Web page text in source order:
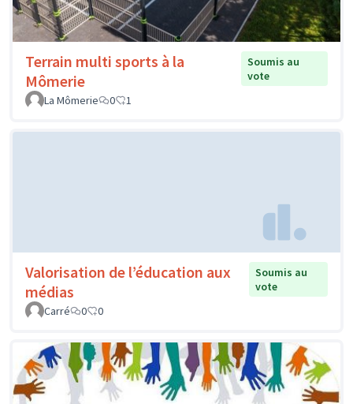
Terrain multi sports à la
Mômerie
Soumis au
vote
La Mômerie
0 1
Valorisation de l’éducation aux
médias
Soumis au
vote
Carré
0 0